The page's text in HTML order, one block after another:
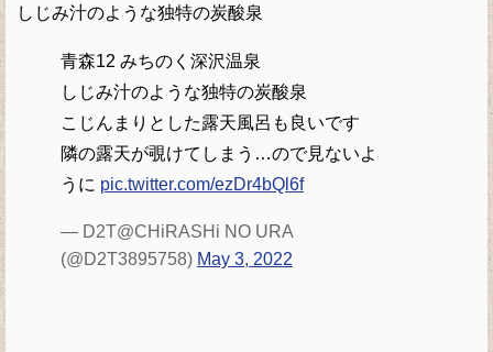
しじみ汁のような独特の炭酸泉
青森12 みちのく深沢温泉
しじみ汁のような独特の炭酸泉
こじんまりとした露天風呂も良いです
隣の露天が覗けてしまう…ので見ないよ
うに pic.twitter.com/ezDr4bQl6f
— D2T@CHiRASHi NO URA
(@D2T3895758) May 3, 2022